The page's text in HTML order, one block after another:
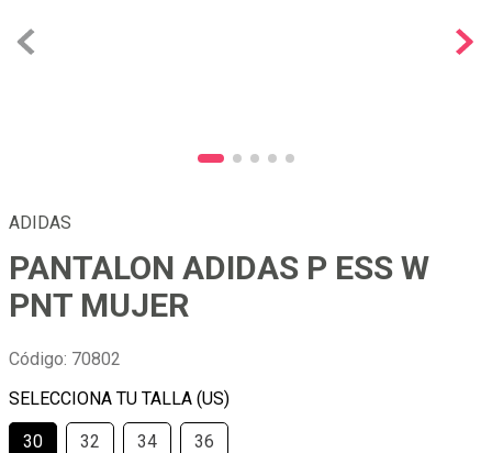
ADIDAS
PANTALON ADIDAS P ESS W
PNT MUJER
Código: 70802
30 32 34 36